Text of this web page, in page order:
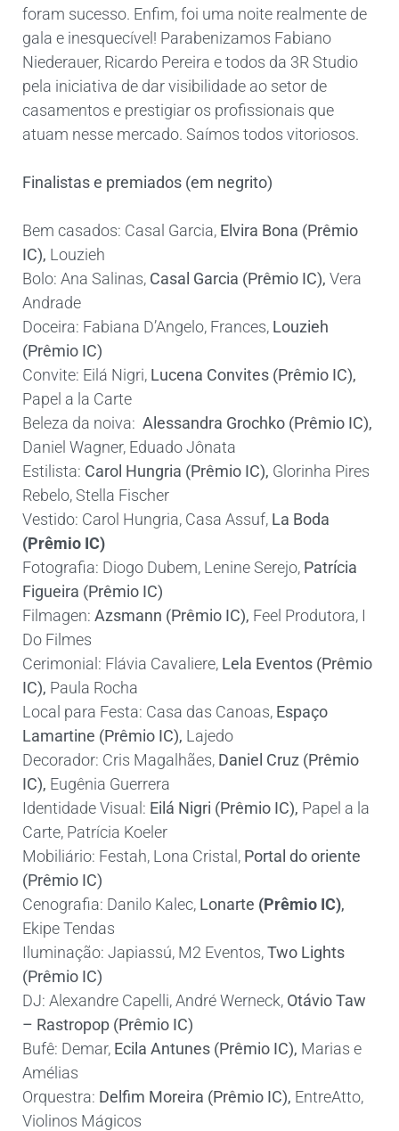
foram sucesso. Enfim, foi uma noite realmente de
gala e inesquecível! Parabenizamos Fabiano
Niederauer, Ricardo Pereira e todos da 3R Studio
pela iniciativa de dar visibilidade ao setor de
casamentos e prestigiar os profissionais que
atuam nesse mercado. Saímos todos vitoriosos.
Finalistas e premiados (em negrito)
Bem casados: Casal Garcia, Elvira Bona (Prêmio
IC), Louzieh
Bolo: Ana Salinas, Casal Garcia (Prêmio IC), Vera
Andrade
Doceira: Fabiana D’Angelo, Frances, Louzieh
(Prêmio IC)
Convite: Eilá Nigri, Lucena Convites (Prêmio IC),
Papel a la Carte
Beleza da noiva: Alessandra Grochko (Prêmio IC),
Daniel Wagner, Eduado Jônata
Estilista: Carol Hungria (Prêmio IC), Glorinha Pires
Rebelo, Stella Fischer
Vestido: Carol Hungria, Casa Assuf, La Boda
(Prêmio IC)
Fotografia: Diogo Dubem, Lenine Serejo, Patrícia
Figueira (Prêmio IC)
Filmagen: Azsmann (Prêmio IC), Feel Produtora, I
Do Filmes
Cerimonial: Flávia Cavaliere, Lela Eventos (Prêmio
IC), Paula Rocha
Local para Festa: Casa das Canoas, Espaço
Lamartine (Prêmio IC), Lajedo
Decorador: Cris Magalhães, Daniel Cruz (Prêmio
IC), Eugênia Guerrera
Identidade Visual: Eilá Nigri (Prêmio IC), Papel a la
Carte, Patrícia Koeler
Mobiliário: Festah, Lona Cristal, Portal do oriente
(Prêmio IC)
Cenografia: Danilo Kalec, Lonarte (Prêmio IC),
Ekipe Tendas
Iluminação: Japiassú, M2 Eventos,Two Lights
(Prêmio IC)
DJ: Alexandre Capelli, André Werneck, Otávio Taw
– Rastropop (Prêmio IC)
Bufê: Demar, Ecila Antunes (Prêmio IC), Marias e
Amélias
Orquestra: Delfim Moreira (Prêmio IC), EntreAtto,
Violinos Mágicos